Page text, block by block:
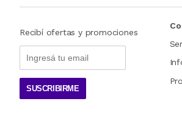
Recibí ofertas y promociones
SUSCRIBIRME